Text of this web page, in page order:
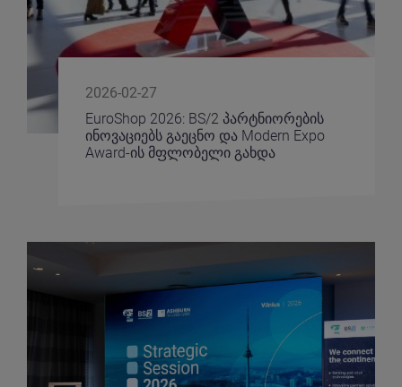
2026-02-27
EuroShop 2026: BS/2 პარტნიორების
ინოვაციებს გაეცნო და Modern Expo
Award-ის მფლობელი გახდა